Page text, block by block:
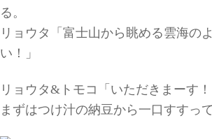
る。
リョウタ「富士山から眺める雲海の
い！」
リョウタ&トモコ「いただきまーす
まずはつけ汁の納豆から一口すすっ